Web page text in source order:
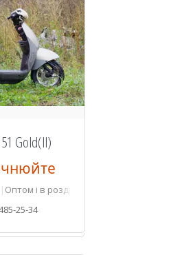
Gold(ll)
Оптом і в роздріб
25-34